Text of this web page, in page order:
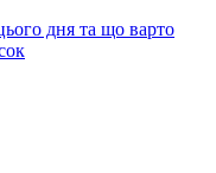
дня та що варто